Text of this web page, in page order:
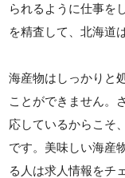
られるように仕事を
を精査して、北海道
海産物はしっかりと
ことができません。
応しているからこそ
です。美味しい海産
る人は求人情報をチ